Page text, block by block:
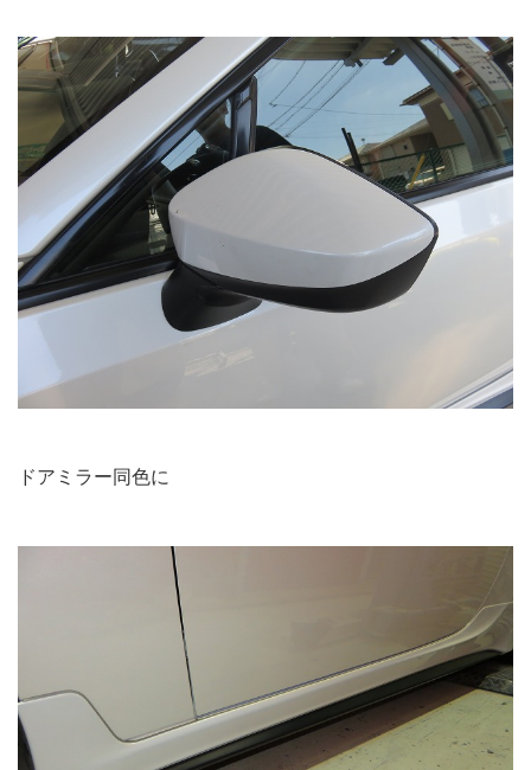
ドアミラー同色に